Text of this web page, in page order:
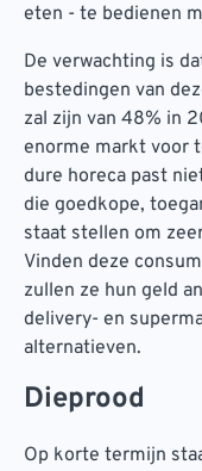
eten - te bedienen
De verwachting is
bestedingen van
zal zijn van 48% in
enorme markt voor
dure horeca past
die goedkope,
staat stellen om
Vinden deze
zullen ze hun geld
delivery- en
alternatieven.
Dieprood
Op korte termijn